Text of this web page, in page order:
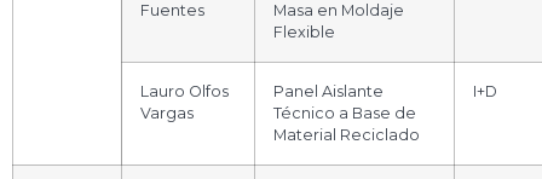
Fuentes
Masa en Moldaje
Flexible
Lauro Olfos
Vargas
Panel Aislante
Técnico a Base de
Material Reciclado
I+D